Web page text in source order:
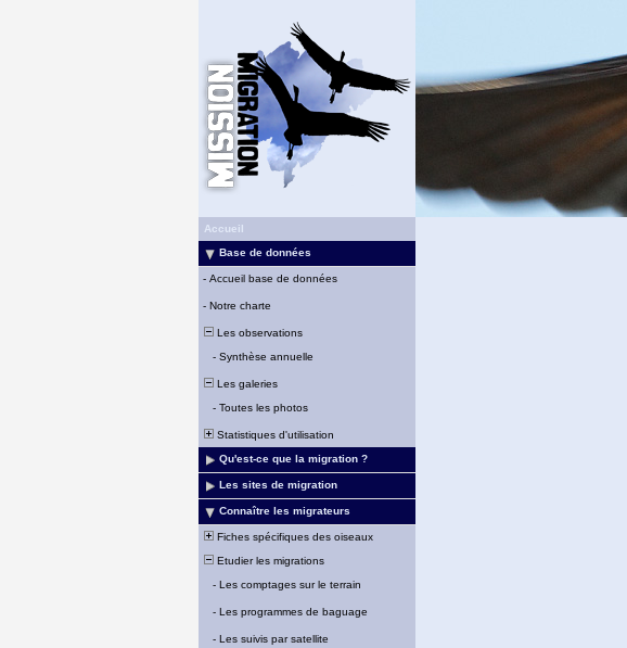
Accueil
Base de données
- Accueil base de données
- Notre charte
Les observations
- Synthèse annuelle
Les galeries
- Toutes les photos
Statistiques d'utilisation
Qu'est-ce que la migration ?
Les sites de migration
Connaître les migrateurs
Fiches spécifiques des oiseaux
Etudier les migrations
- Les comptages sur le terrain
- Les programmes de baguage
- Les suivis par satellite